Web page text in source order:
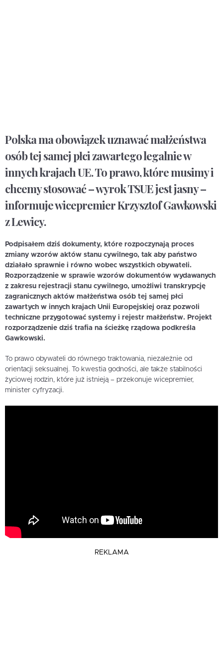
Polska ma obowiązek uznawać małżeństwa
osób tej samej płci zawartego legalnie w
innych krajach UE. To prawo, które musimy i
chcemy stosować – wyrok TSUE jest jasny –
informuje wicepremier Krzysztof Gawkowski
z Lewicy.
Podpisałem dziś dokumenty, które rozpoczynają proces
zmiany wzorów aktów stanu cywilnego, tak aby państwo
działało sprawnie i równo wobec wszystkich obywateli.
Rozporządzenie w sprawie wzorów dokumentów wydawanych
z zakresu rejestracji stanu cywilnego, umożliwi transkrypcję
zagranicznych aktów małżeństwa osób tej samej płci
zawartych w innych krajach Unii Europejskiej oraz pozwoli
techniczne przygotować systemy i rejestr małżeństw. Projekt
rozporządzenie dziś trafia na ścieżkę rządowa podkreśla
Gawkowski.
To prawo obywateli do równego traktowania, niezależnie od
orientacji seksualnej. To kwestia godności, ale także stabilności
życiowej rodzin, które już istnieją – przekonuje wicepremier,
minister cyfryzacji.
REKLAMA